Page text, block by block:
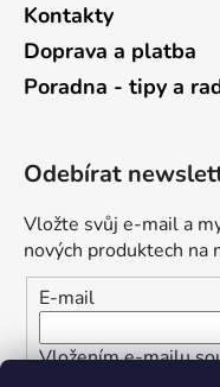
Kontakty
Doprava a platba
Poradna - tipy a
Odebírat
Vložte svůj e-mail a
nových produktech na
E-mail
Vložením e-mailu